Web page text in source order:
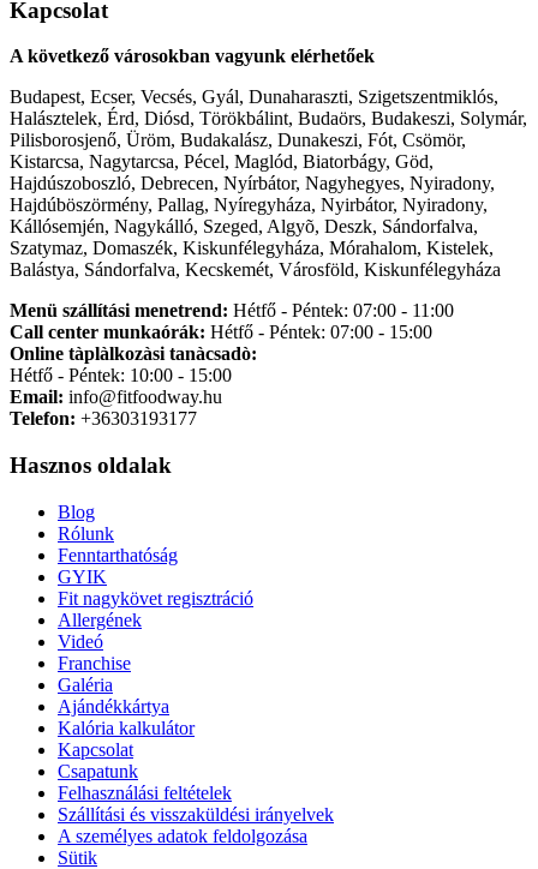
Kapcsolat
A következő városokban vagyunk elérhetőek
Budapest, Ecser, Vecsés, Gyál, Dunaharaszti, Szigetszentmiklós,
Halásztelek, Érd, Diósd, Törökbálint, Budaörs, Budakeszi, Solymár,
Pilisborosjenő, Üröm, Budakalász, Dunakeszi, Fót, Csömör,
Kistarcsa, Nagytarcsa, Pécel, Maglód, Biatorbágy, Göd,
Hajdúszoboszló, Debrecen, Nyírbátor, Nagyhegyes, Nyiradony,
Hajdúböszörmény, Pallag, Nyíregyháza, Nyirbátor, Nyiradony,
Kállósemjén, Nagykálló, Szeged, Algyõ, Deszk, Sándorfalva,
Szatymaz, Domaszék, Kiskunfélegyháza, Mórahalom, Kistelek,
Balástya, Sándorfalva, Kecskemét, Városföld, Kiskunfélegyháza
Menü szállítási menetrend: Hétfő - Péntek: 07:00 - 11:00
Call center munkaórák: Hétfő - Péntek: 07:00 - 15:00
Online tàplàlkozàsi tanàcsadò:
Hétfő - Péntek: 10:00 - 15:00
Email: info@fitfoodway.hu
Telefon: +36303193177
Hasznos oldalak
Blog
Rólunk
Fenntarthatóság
GYIK
Fit nagykövet regisztráció
Allergének
Videó
Franchise
Galéria
Ajándékkártya
Kalória kalkulátor
Kapcsolat
Csapatunk
Felhasználási feltételek
Szállítási és visszaküldési irányelvek
A személyes adatok feldolgozása
Sütik